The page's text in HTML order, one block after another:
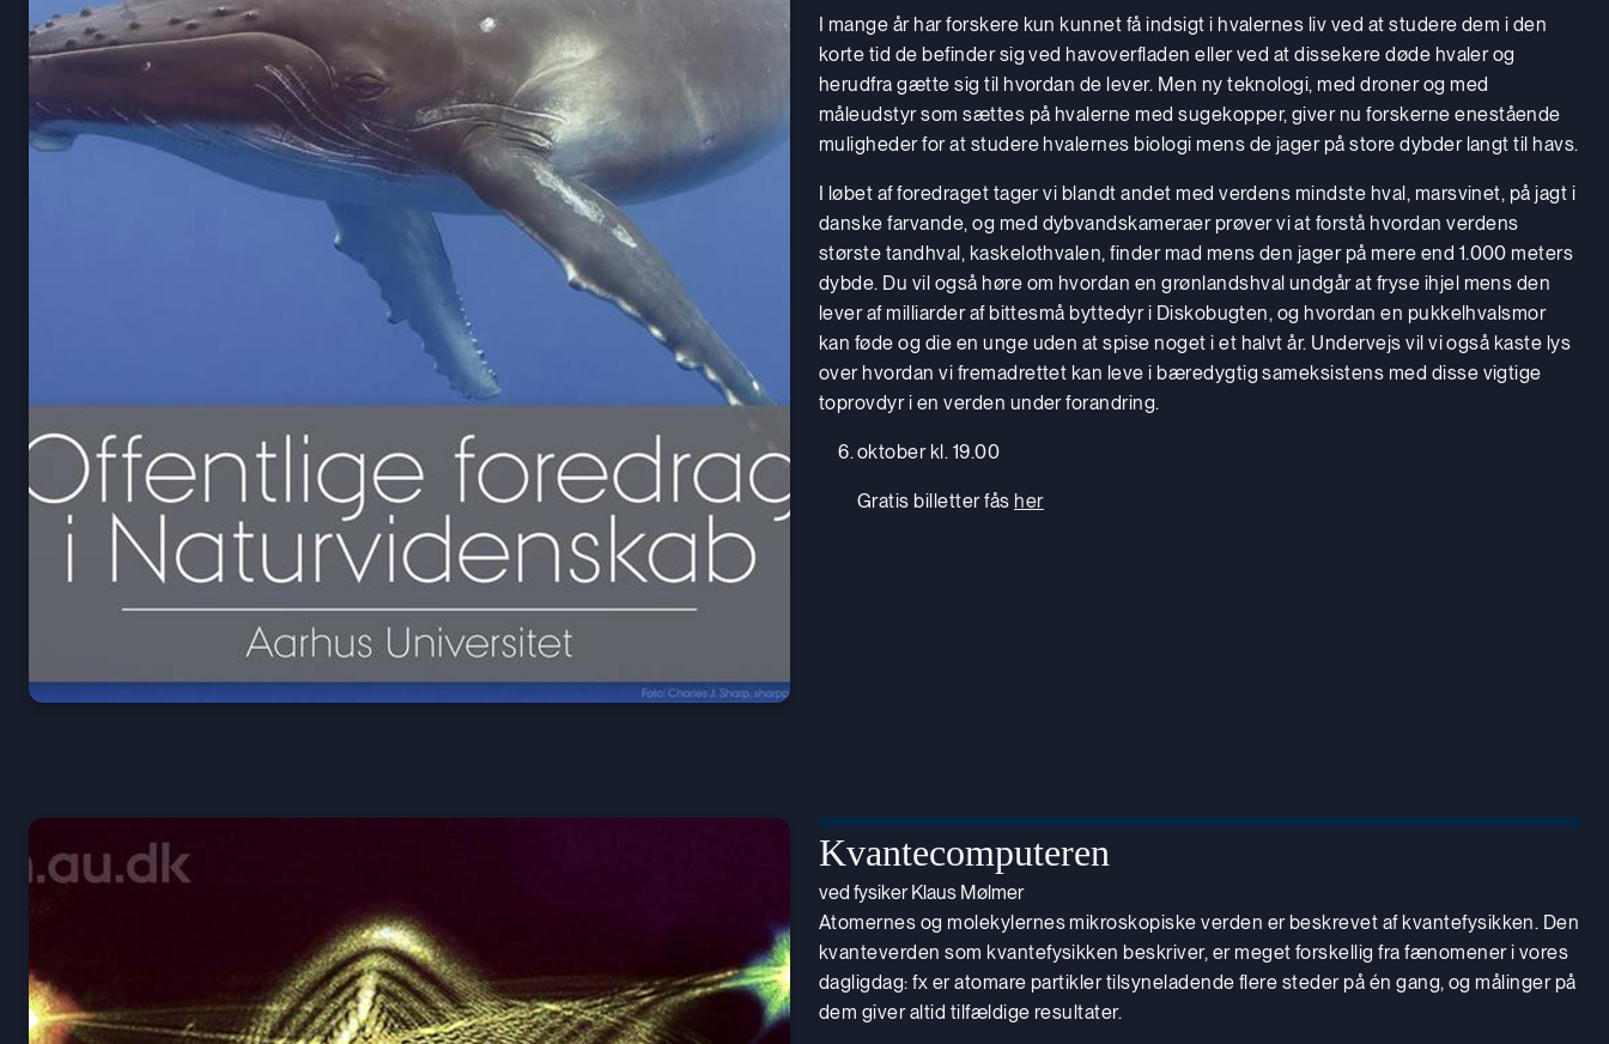
I mange år har forskere kun kunnet få indsigt i hvalernes liv ved at studere dem i den
korte tid de befinder sig ved havoverfladen eller ved at dissekere døde hvaler og
herudfra gætte sig til hvordan de lever. Men ny teknologi, med droner og med
måleudstyr som sættes på hvalerne med sugekopper, giver nu forskerne enestående
muligheder for at studere hvalernes biologi mens de jager på store dybder langt til havs.
I løbet af foredraget tager vi blandt andet med verdens mindste hval, marsvinet, på jagt i
danske farvande, og med dybvandskameraer prøver vi at forstå hvordan verdens
største tandhval, kaskelothvalen, finder mad mens den jager på mere end 1.000 meters
dybde. Du vil også høre om hvordan en grønlandshval undgår at fryse ihjel mens den
lever af milliarder af bittesmå byttedyr i Diskobugten, og hvordan en pukkelhvalsmor
kan føde og die en unge uden at spise noget i et halvt år. Undervejs vil vi også kaste lys
over hvordan vi fremadrettet kan leve i bæredygtig sameksistens med disse vigtige
toprovdyr i en verden under forandring.
oktober kl. 19.00
Gratis billetter fås her
Kvantecomputeren
ved fysiker Klaus Mølmer
Atomernes og molekylernes mikroskopiske verden er beskrevet af kvantefysikken. Den
kvanteverden som kvantefysikken beskriver, er meget forskellig fra fænomener i vores
dagligdag: fx er atomare partikler tilsyneladende flere steder på én gang, og målinger på
dem giver altid tilfældige resultater.